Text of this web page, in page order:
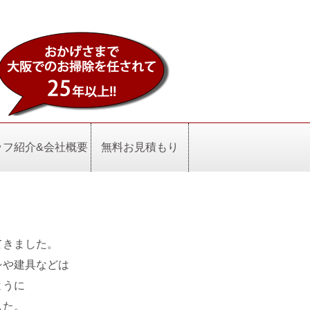
紹介&会社概要 無料お見積もり
ました。
建具などは
に
。